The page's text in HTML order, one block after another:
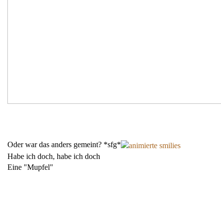
Oder war das anders gemeint? *sfg*
Habe ich doch, habe ich doch
Eine "Mupfel"